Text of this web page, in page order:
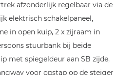
afzonderlijk regelbaar via de
elektrisch schakelpaneel,
in open kuip, 2 x zijraam in
stuurbank bij beide
met spiegeldeur aan SB zijde,
voor opstap op de steiger